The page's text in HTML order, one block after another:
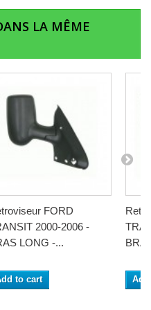
LA MÊME
FORD
2000-2006 -
LONG -...
to cart